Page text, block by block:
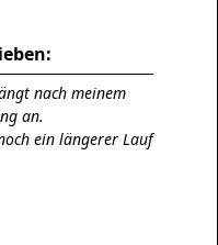
nach meinem
an.
ein längerer Lauf